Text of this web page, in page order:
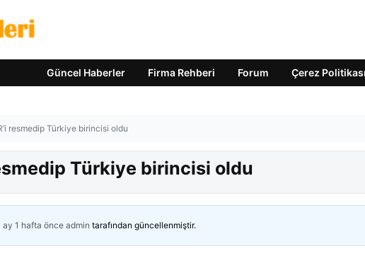
Güncel Haberler Firma Rehberi Forum Çerez Politikası
resmedip Türkiye birincisi oldu
Türkiye birincisi oldu
ay 1 hafta önceadmin tarafından güncellenmiştir.